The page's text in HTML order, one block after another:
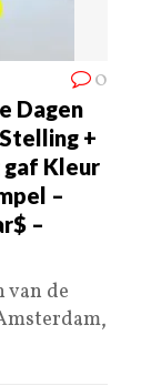
0
Dagen
+
gaf Kleur
–
–
van de